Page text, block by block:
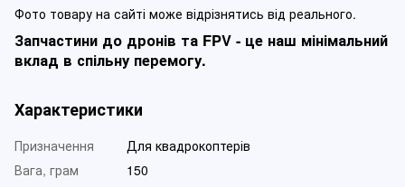
Фото товару на сайті може відрізнятись від реального.
Запчастини до дронів та FPV - це наш мінімальний
вклад в спільну перемогу.
Характеристики
Призначення
Для квадрокоптерів
Вага, грам
150